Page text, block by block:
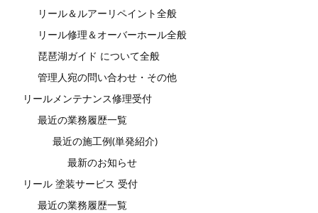
リール＆ルアーリペイント全般
リール修理＆オーバーホール全般
琵琶湖ガイド について全般
管理人宛の問い合わせ・その他
リールメンテナンス修理受付
最近の業務履歴一覧
最近の施工例(単発紹介)
最新のお知らせ
リール 塗装サービス 受付
最近の業務履歴一覧